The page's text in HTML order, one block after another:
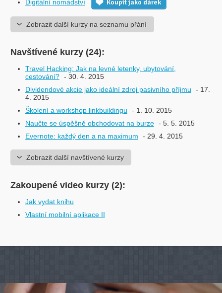
Digitální nomádství Koupit jako dárek
Zobrazit další kurzy na seznamu přání
Navštívené kurzy (24):
Travel Hacking: Jak na levné letenky, ubytování,
cestování? - 30. 4. 2015
Dividendové akcie jako ideální zdroj pasivního příjmu
- 17.
4. 2015
Školení a workshop linkbuildingu
- 1. 10. 2015
Naučte se úspěšně obchodovat na burze - 5. 5. 2015
Evernote: každý den a na maximum
- 29. 4. 2015
Zobrazit další navštívené kurzy
Zakoupené video kurzy (2):
Jak vydat knihu
Vlastní mobilní aplikace II